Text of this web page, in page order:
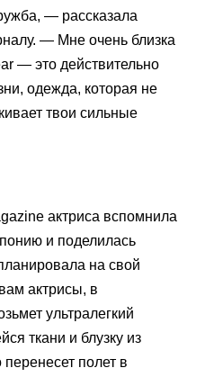
— рассказала
— Мне очень близка
— это действительно
одежда, которая не
твои сильные
актриса вспомнила
и поделилась
на свой
актрисы, в
ультралегкий
ткани и блузку из
полет в